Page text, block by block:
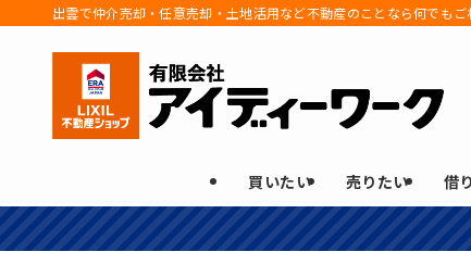
出雲で仲介売却・任意売却・土地活用など不動産のことなら何でもご
買いたい 売りたい 借